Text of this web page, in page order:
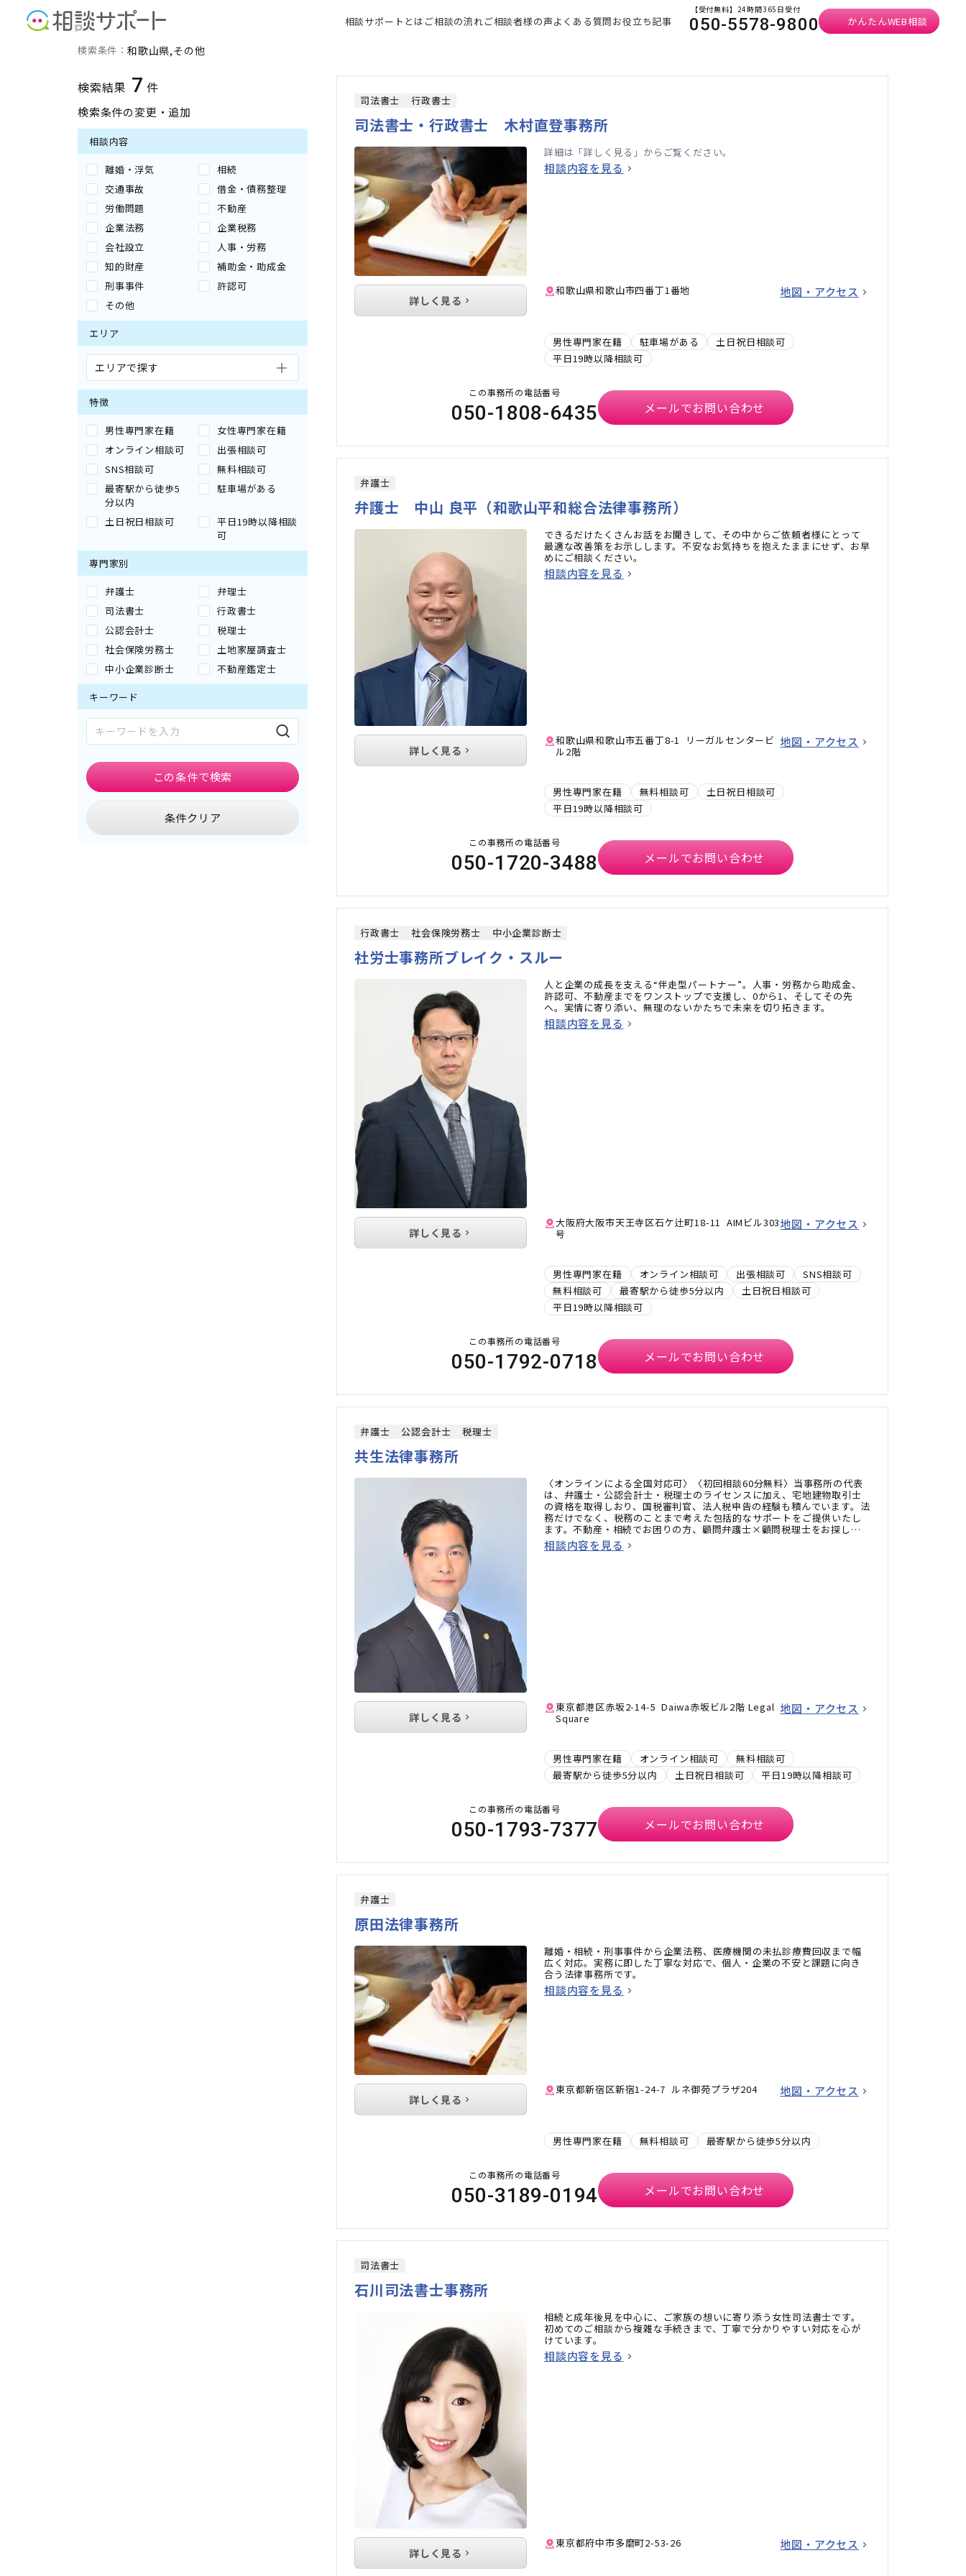
相談サポートとは ご相談の流れご相談者様の声よくある質問お役立ち記事
【受付無料】24時間365日受付
050-5578-9800 かんたんWEB相談
和歌山県のその他に強い専門家の検索結果
検索条件： 和歌山県 その他
検索結果 7 件
検索条件の変更・追加
相談内容
離婚・浮気
相続
交通事故
借金・債務整理
労働問題
不動産
企業法務
企業税務
会社設立
人事・労務
知的財産
補助金・助成金
刑事事件
許認可
その他
エリア
エリアで探す
特徴
男性専門家在籍
女性専門家在籍
オンライン相談可
出張相談可
SNS相談可
無料相談可
最寄駅から徒歩5
分以内
駐車場がある
土日祝日相談可
平日19時以降相談
可
専門家別
弁護士
弁理士
司法書士
行政書士
公認会計士
税理士
社会保険労務士
土地家屋調査士
中小企業診断士
不動産鑑定士
キーワード
条件クリア
この条件で検索
司法書士 行政書士
司法書士・行政書士 木村直登事務所
詳細は「詳しく見る」からご覧ください。
相談内容を見る
和歌山県和歌山市四番丁1番地 地図・アクセス
男性専門家在籍 駐車場がある
土日祝日相談可
平日19時以降相談可
詳しく見る
この事務所の電話番号
050-1808-6435 メールでお問い合わせ
弁護士
弁護士 中山 良平（和歌山平和総合法律事務所）
できるだけたくさんお話をお聞きして、その中からご依頼者様にとって
最適な改善策をお示しします。不安なお気持ちを抱えたままにせず、お早
めにご相談ください。
相談内容を見る
和歌山県和歌山市五番丁8-1 リーガルセンタービ
ル2階
地図・アクセス
男性専門家在籍 無料相談可
土日祝日相談可
平日19時以降相談可
詳しく見る
この事務所の電話番号
050-1720-3488 メールでお問い合わせ
行政書士 社会保険労務士 中小企業診断士
社労士事務所ブレイク・スルー
人と企業の成長を支える“伴走型パートナー”。人事・労務から助成金、
許認可、不動産までをワンストップで支援し、0から1、そしてその先
へ。実情に寄り添い、無理のないかたちで未来を切り拓きます。
相談内容を見る
大阪府大阪市天王寺区石ケ辻町18-11 AIMビル303
号
地図・アクセス
男性専門家在籍 オンライン相談可 出張相談可
SNS相談可
無料相談可
最寄駅から徒歩5分以内
土日祝日相談可
平日19時以降相談可
詳しく見る
この事務所の電話番号
050-1792-0718 メールでお問い合わせ
弁護士 公認会計士 税理士
共生法律事務所
〈オンラインによる全国対応可〉〈初回相談60分無料〉当事務所の代表
は、弁護士・公認会計士・税理士のライセンスに加え、宅地建物取引士
の資格を取得しおり、国税審判官、法人税申告の経験も積んでいます。法
務だけでなく、税務のことまで考えた包括的なサポートをご提供いたし
ます。不動産・相続でお困りの方、顧問弁護士×顧問税理士をお探しの
方はお気軽にご相談ください。
相談内容を見る
東京都港区赤坂2-14-5 Daiwa赤坂ビル2階 Legal
Square
地図・アクセス
男性専門家在籍 オンライン相談可
無料相談可
最寄駅から徒歩5分以内
土日祝日相談可 平日19時以降相談可
詳しく見る
この事務所の電話番号
050-1793-7377 メールでお問い合わせ
弁護士
原田法律事務所
離婚・相続・刑事事件から企業法務、医療機関の未払診療費回収まで幅
広く対応。実務に即した丁寧な対応で、個人・企業の不安と課題に向き
合う法律事務所です。
相談内容を見る
東京都新宿区新宿1-24-7 ルネ御苑プラザ204 地図・アクセス
男性専門家在籍 無料相談可 最寄駅から徒歩5分以内
詳しく見る
この事務所の電話番号
050-3189-0194 メールでお問い合わせ
司法書士
石川司法書士事務所
相続と成年後見を中心に、ご家族の想いに寄り添う女性司法書士です。
初めてのご相談から複雑な手続きまで、丁寧で分かりやすい対応を心が
けています。
相談内容を見る
東京都府中市多磨町2-53-26 地図・アクセス
詳しく見る